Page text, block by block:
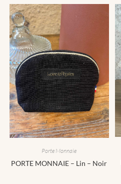
Porte Monnaie
PORTE MONNAIE – Lin – Noir